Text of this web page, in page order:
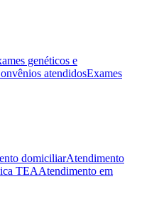
genéticos e
atendidosExames
domiciliarAtendimento
TEAAtendimento em